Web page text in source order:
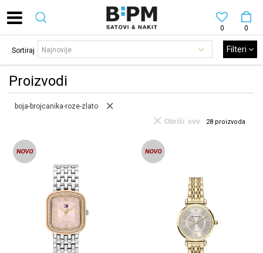
0
0
Proizvodi
Sortiraj Filteri
boja-brojcanika-roze-zlato
28 proizvoda
Obriši sve